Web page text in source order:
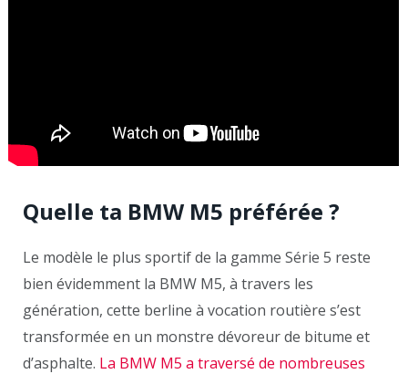
Quelle ta BMW M5 préférée ?
Le modèle le plus sportif de la gamme Série 5 reste
bien évidemment la BMW M5, à travers les
génération, cette berline à vocation routière s’est
transformée en un monstre dévoreur de bitume et
d’asphalte. La BMW M5 a traversé de nombreuses